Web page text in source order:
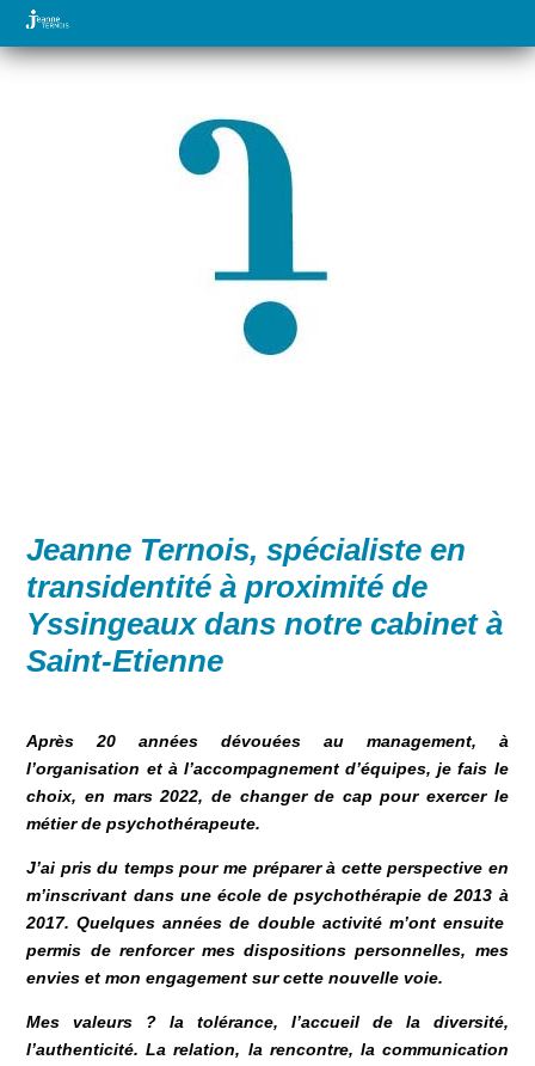
Jeanne Ternois, spécialiste en
transidentité à proximité de
Yssingeaux dans notre cabinet à
Saint-Etienne
Après 20 années dévouées au management, à
l’organisation et à l’accompagnement d’équipes, je fais le
choix, en mars 2022, de changer de cap pour exercer le
métier de psychothérapeute.
J’ai pris du temps pour me préparer à cette perspective en
m’inscrivant dans une école de psychothérapie de 2013 à
2017. Quelques années de double activité m’ont ensuite
permis de renforcer mes dispositions personnelles, mes
envies et mon engagement sur cette nouvelle voie.
Mes valeurs ? la tolérance, l’accueil de la diversité,
l’authenticité. La relation, la rencontre, la communication